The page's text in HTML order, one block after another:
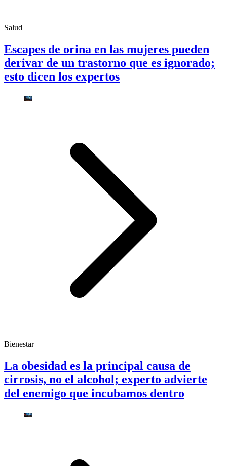
Salud
Escapes de orina en las mujeres pueden
derivar de un trastorno que es ignorado;
esto dicen los expertos
Bienestar
La obesidad es la principal causa de
cirrosis, no el alcohol; experto advierte
del enemigo que incubamos dentro